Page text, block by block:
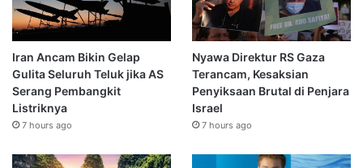
Iran Ancam Bikin Gelap
Gulita Seluruh Teluk jika AS
Serang Pembangkit
Listriknya
7 hours ago
Nyawa Direktur RS Gaza
Terancam, Kesaksian
Penyiksaan Brutal di Penjara
Israel
7 hours ago